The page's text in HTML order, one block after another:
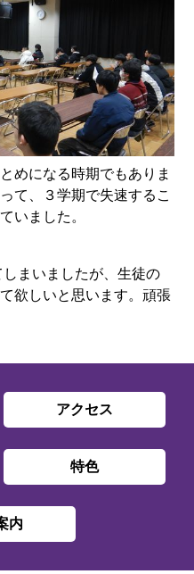
めになる時期でもありま
て、３学期で失速するこ
いました。
まいましたが、生徒の
欲しいと思います。頑張
アクセス
特色
内